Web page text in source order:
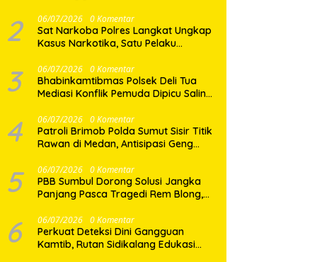
2 06/07/2026 0 Komentar
Sat Narkoba Polres Langkat Ungkap
Kasus Narkotika, Satu Pelaku
3 06/07/2026 0 Komentar
Bhabinkamtibmas Polsek Deli Tua
Mediasi Konflik Pemuda Dipicu Saling
4 06/07/2026 0 Komentar
Patroli Brimob Polda Sumut Sisir Titik
Rawan di Medan, Antisipasi Geng
5 06/07/2026 0 Komentar
PBB Sumbul Dorong Solusi Jangka
Panjang Pasca Tragedi Rem Blong,
Dairi–Karo
6 06/07/2026 0 Komentar
Perkuat Deteksi Dini Gangguan
Kamtib, Rutan Sidikalang Edukasi